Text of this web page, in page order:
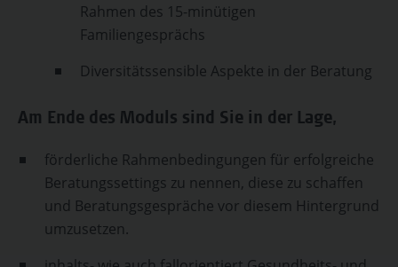
Rahmen des 15-minütigen
Familiengesprächs
Diversitätssensible Aspekte in der Beratung
Am Ende des Moduls sind Sie in der Lage,
förderliche Rahmenbedingungen für erfolgreiche
Beratungssettings zu nennen, diese zu schaffen
und Beratungsgespräche vor diesem Hintergrund
umzusetzen.